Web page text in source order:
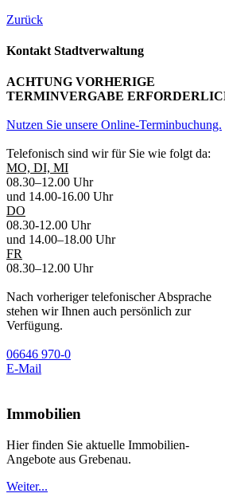
Zurück
Kontakt Stadtverwaltung
ACHTUNG VORHERIGE
TERMINVERGABE
Nutzen Sie unsere Online-Terminbuchung.
Telefonisch sind wir für Sie wie folgt da:
MO, DI, MI
08.30–12.00 Uhr
und 14.00-16.00 Uhr
DO
08.30-12.00 Uhr
und 14.00–18.00 Uhr
FR
08.30–12.00 Uhr
Nach vorheriger telefonischer Absprache
stehen wir Ihnen auch persönlich zur
Verfügung.
06646 970-0
E-Mail
Immobilien
Hier finden Sie aktuelle Immobilien-
Angebote aus Grebenau.
Weiter...